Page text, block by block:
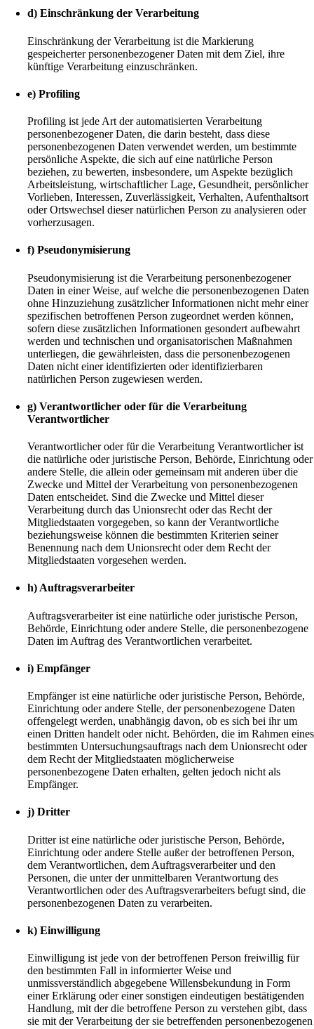
d) Einschränkung der Verarbeitung
Einschränkung der Verarbeitung ist die Markierung
gespeicherter personenbezogener Daten mit dem Ziel, ihre
künftige Verarbeitung einzuschränken.
e) Profiling
Profiling ist jede Art der automatisierten Verarbeitung
personenbezogener Daten, die darin besteht, dass diese
personenbezogenen Daten verwendet werden, um bestimmte
persönliche Aspekte, die sich auf eine natürliche Person
beziehen, zu bewerten, insbesondere, um Aspekte bezüglich
Arbeitsleistung, wirtschaftlicher Lage, Gesundheit, persönlicher
Vorlieben, Interessen, Zuverlässigkeit, Verhalten, Aufenthaltsort
oder Ortswechsel dieser natürlichen Person zu analysieren oder
vorherzusagen.
f) Pseudonymisierung
Pseudonymisierung ist die Verarbeitung personenbezogener
Daten in einer Weise, auf welche die personenbezogenen Daten
ohne Hinzuziehung zusätzlicher Informationen nicht mehr einer
spezifischen betroffenen Person zugeordnet werden können,
sofern diese zusätzlichen Informationen gesondert aufbewahrt
werden und technischen und organisatorischen Maßnahmen
unterliegen, die gewährleisten, dass die personenbezogenen
Daten nicht einer identifizierten oder identifizierbaren
natürlichen Person zugewiesen werden.
g) Verantwortlicher oder für die Verarbeitung
Verantwortlicher
Verantwortlicher oder für die Verarbeitung Verantwortlicher ist
die natürliche oder juristische Person, Behörde, Einrichtung oder
andere Stelle, die allein oder gemeinsam mit anderen über die
Zwecke und Mittel der Verarbeitung von personenbezogenen
Daten entscheidet. Sind die Zwecke und Mittel dieser
Verarbeitung durch das Unionsrecht oder das Recht der
Mitgliedstaaten vorgegeben, so kann der Verantwortliche
beziehungsweise können die bestimmten Kriterien seiner
Benennung nach dem Unionsrecht oder dem Recht der
Mitgliedstaaten vorgesehen werden.
h) Auftragsverarbeiter
Auftragsverarbeiter ist eine natürliche oder juristische Person,
Behörde, Einrichtung oder andere Stelle, die personenbezogene
Daten im Auftrag des Verantwortlichen verarbeitet.
i) Empfänger
Empfänger ist eine natürliche oder juristische Person, Behörde,
Einrichtung oder andere Stelle, der personenbezogene Daten
offengelegt werden, unabhängig davon, ob es sich bei ihr um
einen Dritten handelt oder nicht. Behörden, die im Rahmen eines
bestimmten Untersuchungsauftrags nach dem Unionsrecht oder
dem Recht der Mitgliedstaaten möglicherweise
personenbezogene Daten erhalten, gelten jedoch nicht als
Empfänger.
j) Dritter
Dritter ist eine natürliche oder juristische Person, Behörde,
Einrichtung oder andere Stelle außer der betroffenen Person,
dem Verantwortlichen, dem Auftragsverarbeiter und den
Personen, die unter der unmittelbaren Verantwortung des
Verantwortlichen oder des Auftragsverarbeiters befugt sind, die
personenbezogenen Daten zu verarbeiten.
k) Einwilligung
Einwilligung ist jede von der betroffenen Person freiwillig für
den bestimmten Fall in informierter Weise und
unmissverständlich abgegebene Willensbekundung in Form
einer Erklärung oder einer sonstigen eindeutigen bestätigenden
Handlung, mit der die betroffene Person zu verstehen gibt, dass
sie mit der Verarbeitung der sie betreffenden personenbezogenen